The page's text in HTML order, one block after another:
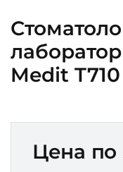
Medit T710
Цена по